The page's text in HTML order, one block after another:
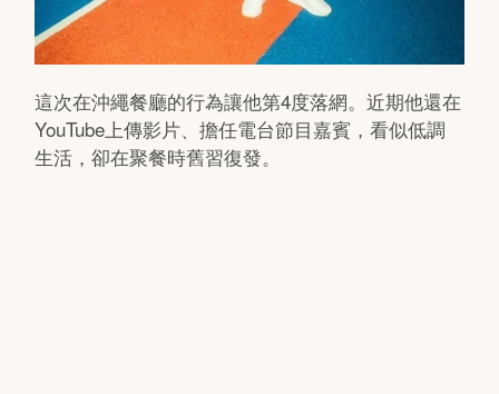
這次在沖繩餐廳的行為讓他第4度落網。近期他還在
YouTube上傳影片、擔任電台節目嘉賓，看似低調
生活，卻在聚餐時舊習復發。